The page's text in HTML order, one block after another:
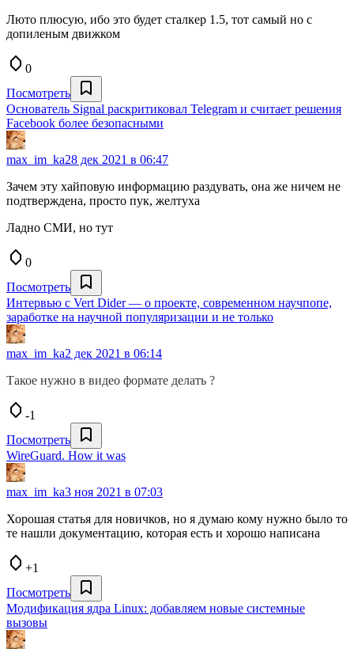
Люто плюсую, ибо это будет сталкер 1.5, тот самый но с
допиленым движком
0
Посмотреть
Основатель Signal раскритиковал Telegram и считает решения
Facebook более безопасными
max_im_ka28 дек 2021 в 06:47
Зачем эту хайповую информацию раздувать, она же ничем не
подтверждена, просто пук, желтуха
Ладно СМИ, но тут
0
Посмотреть
Интервью с Vert Dider — о проекте, современном научпопе,
заработке на научной популяризации и не только
max_im_ka2 дек 2021 в 06:14
Такое нужно в видео формате делать ?
-1
Посмотреть
WireGuard. How it was
max_im_ka3 ноя 2021 в 07:03
Хорошая статья для новичков, но я думаю кому нужно было то
те нашли документацию, которая есть и хорошо написана
+1
Посмотреть
Модификация ядра Linux: добавляем новые системные
вызовы